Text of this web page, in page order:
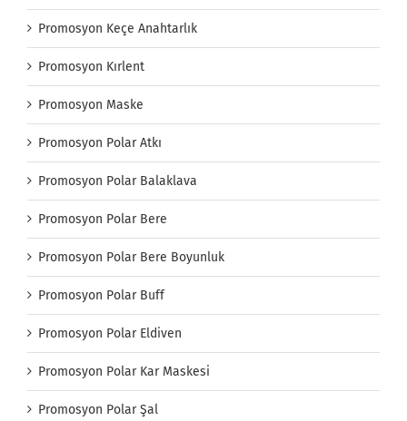
Promosyon Keçe Anahtarlık
Promosyon Kırlent
Promosyon Maske
Promosyon Polar Atkı
Promosyon Polar Balaklava
Promosyon Polar Bere
Promosyon Polar Bere Boyunluk
Promosyon Polar Buff
Promosyon Polar Eldiven
Promosyon Polar Kar Maskesi
Promosyon Polar Şal